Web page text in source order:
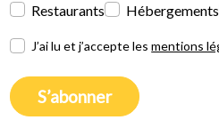
Restaurants
Hébergements
J’ai lu et j’accepte lesmentions
S’abonner